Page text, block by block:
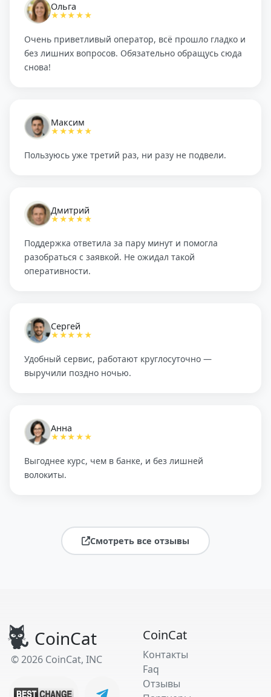
Ольга
★★★★★
Очень приветливый оператор, всё прошло гладко и
без лишних вопросов. Обязательно обращусь сюда
снова!
Максим
★★★★★
Пользуюсь уже третий раз, ни разу не подвели.
Дмитрий
★★★★★
Поддержка ответила за пару минут и помогла
разобраться с заявкой. Не ожидал такой
оперативности.
Сергей
★★★★★
Удобный сервис, работают круглосуточно —
выручили поздно ночью.
Анна
★★★★★
Выгоднее курс, чем в банке, и без лишней
волокиты.
Смотреть все отзывы
CoinCat
© 2026 CoinCat, INC
CoinCat
Контакты
Faq
Отзывы